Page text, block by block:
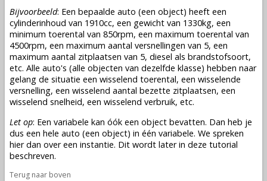
Bijvoorbeeld: Een bepaalde auto (een object) heeft een
cylinderinhoud van 1910cc, een gewicht van 1330kg, een
minimum toerental van 850rpm, een maximum toerental van
4500rpm, een maximum aantal versnellingen van 5, een
maximum aantal zitplaatsen van 5, diesel als brandstofsoort,
etc. Alle auto's (alle objecten van dezelfde klasse) hebben naar
gelang de situatie een wisselend toerental, een wisselende
versnelling, een wisselend aantal bezette zitplaatsen, een
wisselend snelheid, een wisselend verbruik, etc.
Let op: Een variabele kan óók een object bevatten. Dan heb je
dus een hele auto (een object) in één variabele. We spreken
hier dan over een instantie. Dit wordt later in deze tutorial
beschreven.
Terug naar boven